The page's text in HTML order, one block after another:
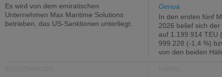
Es wird von dem emiratischen
Unternehmen Max Maritime Solutions
betrieben, das US-Sanktionen unterliegt.
Genua
In den ersten fünf
2026 belief sich
auf 1.199.914 TEU
999.228 (-1,4 %)
von den beiden